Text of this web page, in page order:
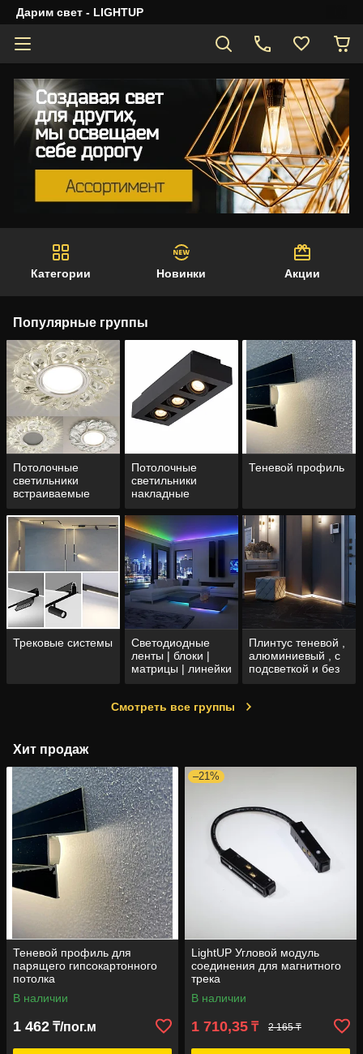
Дарим свет - LIGHTUP
Категории Новинки Акции
Популярные группы
Потолочные
светильники
встраиваемые
Потолочные
светильники
накладные
Теневой профиль
Трековые системы
Светодиодные
ленты | блоки |
матрицы | линейки
| контроллеры |
Плинтус теневой ,
алюминиевый , с
подсветкой и без
Смотреть все группы
Хит продаж
Теневой профиль для
парящего гипсокартонного
потолка
В наличии
1 462 ₸/пог.м
–21%
LightUP Угловой модуль
соединения для магнитного
трека
В наличии
1 710,35 ₸ 2 165 ₸